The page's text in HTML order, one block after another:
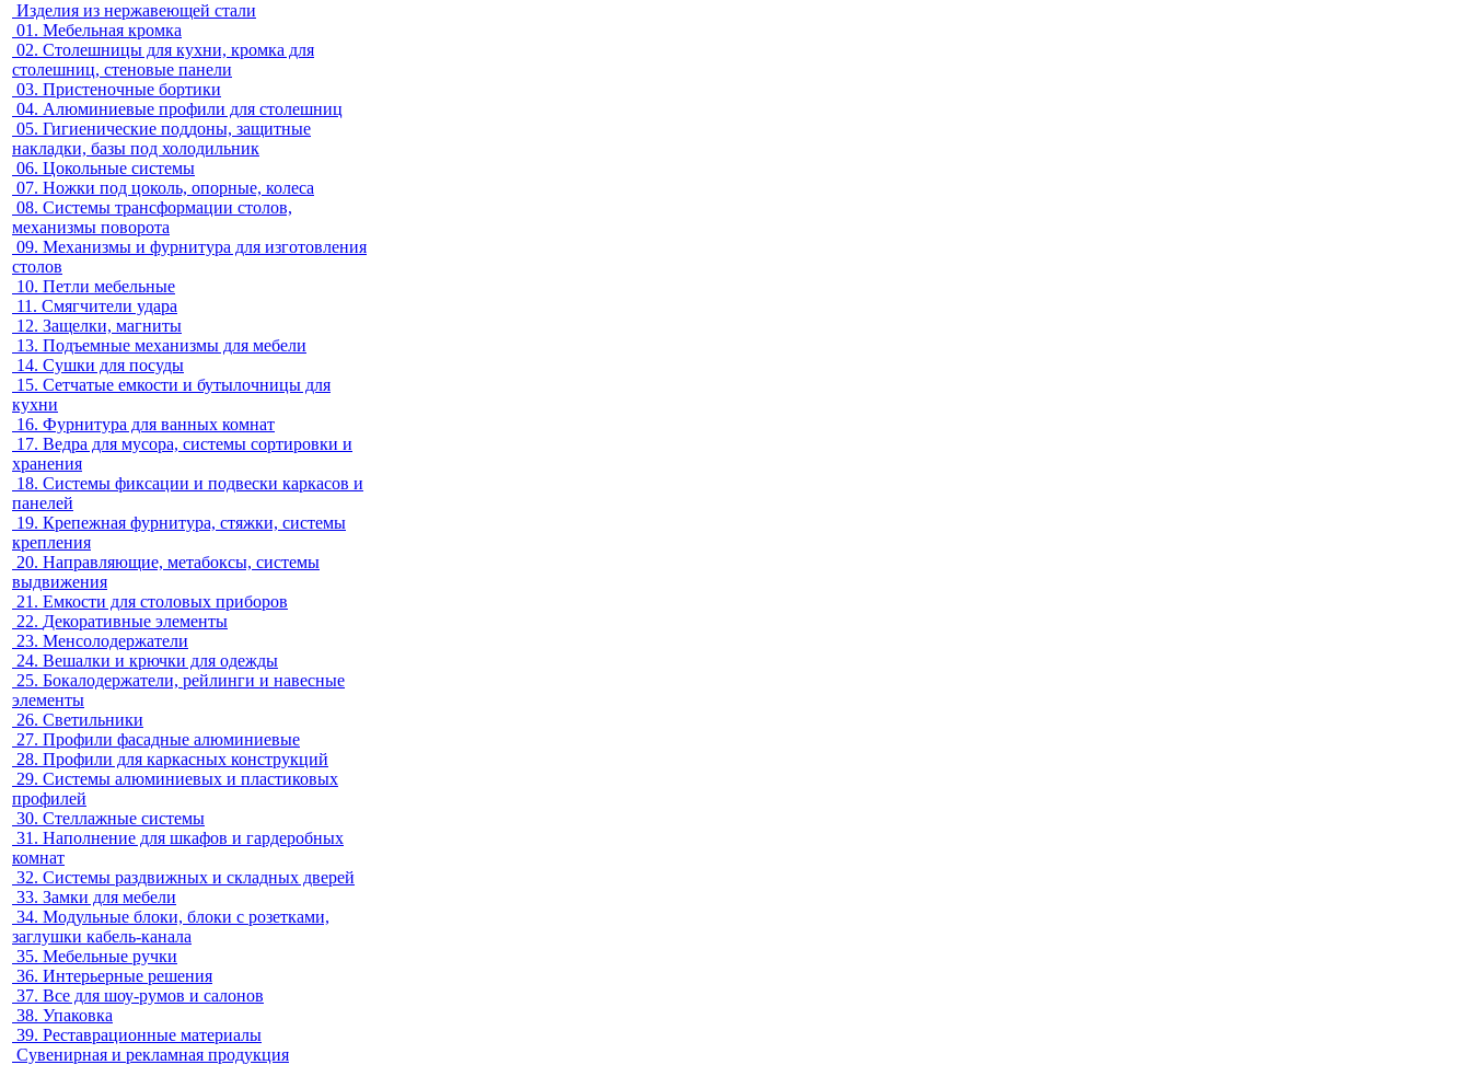
Изделия из нержавеющей стали
01. Мебельная кромка
02. Столешницы для кухни, кромка для
столешниц, стеновые панели
03. Пристеночные бортики
04. Алюминиевые профили для столешниц
05. Гигиенические поддоны, защитные
накладки, базы под холодильник
06. Цокольные системы
07. Ножки под цоколь, опорные, колеса
08. Системы трансформации столов,
механизмы поворота
09. Механизмы и фурнитура для изготовления
столов
10. Петли мебельные
11. Смягчители удара
12. Защелки, магниты
13. Подъемные механизмы для мебели
14. Сушки для посуды
15. Сетчатые емкости и бутылочницы для
кухни
16. Фурнитура для ванных комнат
17. Ведра для мусора, системы сортировки и
хранения
18. Системы фиксации и подвески каркасов и
панелей
19. Крепежная фурнитура, стяжки, системы
крепления
20. Направляющие, метабоксы, системы
выдвижения
21. Емкости для столовых приборов
22. Декоративные элементы
23. Менсолодержатели
24. Вешалки и крючки для одежды
25. Бокалодержатели, рейлинги и навесные
элементы
26. Светильники
27. Профили фасадные алюминиевые
28. Профили для каркасных конструкций
29. Системы алюминиевых и пластиковых
профилей
30. Стеллажные системы
31. Наполнение для шкафов и гардеробных
комнат
32. Системы раздвижных и складных дверей
33. Замки для мебели
34. Модульные блоки, блоки с розетками,
заглушки кабель-канала
35. Мебельные ручки
36. Интерьерные решения
37. Все для шоу-румов и салонов
38. Упаковка
39. Реставрационные материалы
Сувенирная и рекламная продукция